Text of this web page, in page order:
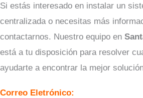
Si estás interesado en instalar un
centralizada o necesitas más
contactarnos. Nuestro equipo en
está a tu disposición para resolver
ayudarte a encontrar la mejor
Correo Eletrónico: